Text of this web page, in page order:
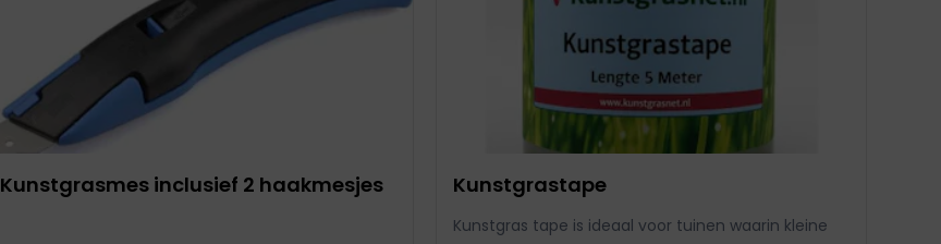
Kunstgrasmes inclusief 2 haakmesjes Kunstgrastape
Kunstgras tape is ideaal voor tuinen waarin kleine